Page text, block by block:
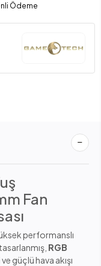
Ödeme
Fan
performanslı
RGB
ve güçlü hava akışı